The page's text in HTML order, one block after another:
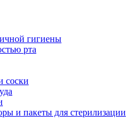
гигиены
рта
соски
и пакеты для стерилизации